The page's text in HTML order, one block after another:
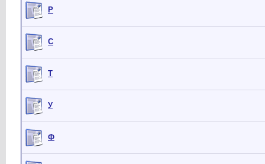
Р
С
Т
У
Ф